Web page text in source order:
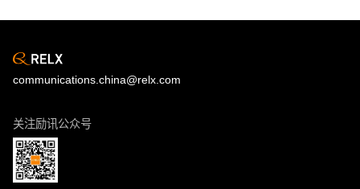
communications.china@relx.com
关注励讯公众号